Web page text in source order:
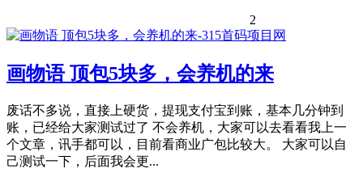
2
画物语 顶包5块多，会养机的来
废话不多说，直接上硬货，提现支付宝到账，基本几分钟到
账，已经给大家测试过了 不会养机，大家可以去看看我上一
个文章，讯手都可以，目前看商业广包比较大。 大家可以自
己测试一下，后面我会更...